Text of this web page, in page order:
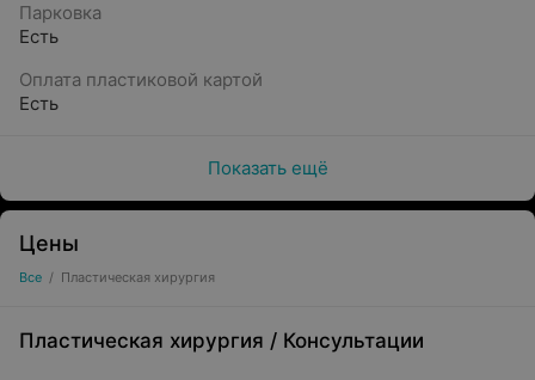
Парковка
Есть
Оплата пластиковой картой
Есть
Показать ещё
Цены
Все / Пластическая хирургия
Пластическая хирургия / Консультации